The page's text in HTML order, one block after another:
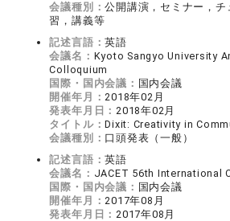
会議種別：公開講演，セミナー，チ
習，講義等
記述言語：英語
会議名： Kyoto Sangyo University
Colloquium
国際・国内会議： 国内会議
開催年月：2018年02月
発表年月日：2018年02月
タイトル：Dixit: Creativity in
会議種別： 口頭発表（一般）
記述言語：英語
会議名： JACET 56th International
国際・国内会議： 国内会議
開催年月：2017年08月
発表年月日：2017年08月